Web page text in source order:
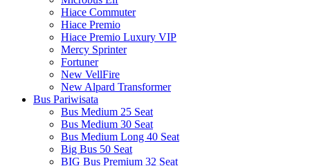
Hiace Commuter
Hiace Premio
Hiace Premio Luxury VIP
Mercy Sprinter
Fortuner
New VellFire
New Alpard Transformer
Bus Pariwisata
Bus Medium 25 Seat
Bus Medium 30 Seat
Bus Medium Long 40 Seat
Big Bus 50 Seat
BIG Bus Premium 32 Seat